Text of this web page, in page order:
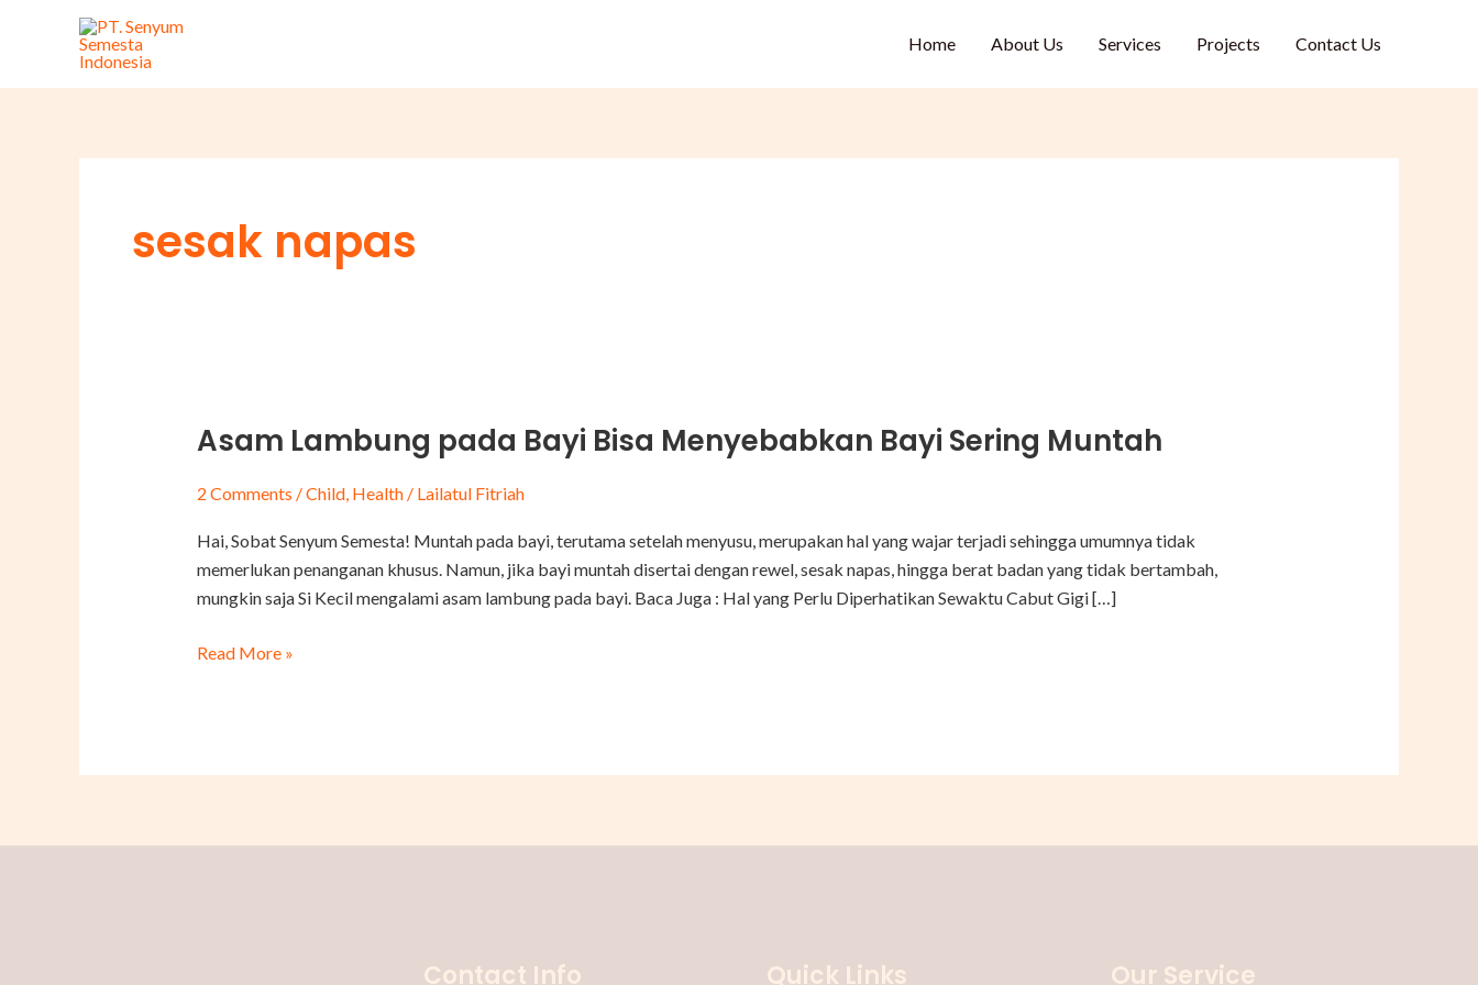
Home About Us Services Projects Contact Us
sesak napas
Asam Lambung pada Bayi Bisa Menyebabkan Bayi Sering Muntah
2 Comments /Child, Health/ Lailatul Fitriah
Hai, Sobat Senyum Semesta! Muntah pada bayi, terutama setelah menyusu, merupakan hal yang wajar terjadi sehingga umumnya tidak
memerlukan penanganan khusus. Namun, jika bayi muntah disertai dengan rewel, sesak napas, hingga berat badan yang tidak bertambah,
mungkin saja Si Kecil mengalami asam lambung pada bayi. Baca Juga : Hal yang Perlu Diperhatikan Sewaktu Cabut Gigi […]
Asam
pada
Bisa
Menyebabkan
Bayi
Muntah
Read More »
Contact Info Quick Links Our Service